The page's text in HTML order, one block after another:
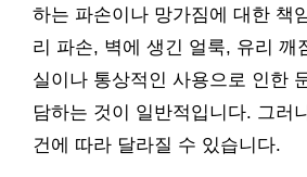
하는 파손이나 망가짐에 대한 책
리 파손, 벽에 생긴 얼룩, 유리 깨
실이나 통상적인 사용으로 인한
담하는 것이 일반적입니다. 그러
건에 따라 달라질 수 있습니다.